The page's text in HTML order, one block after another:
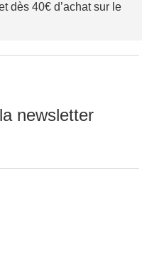
dès 40€ d’achat sur le
newsletter